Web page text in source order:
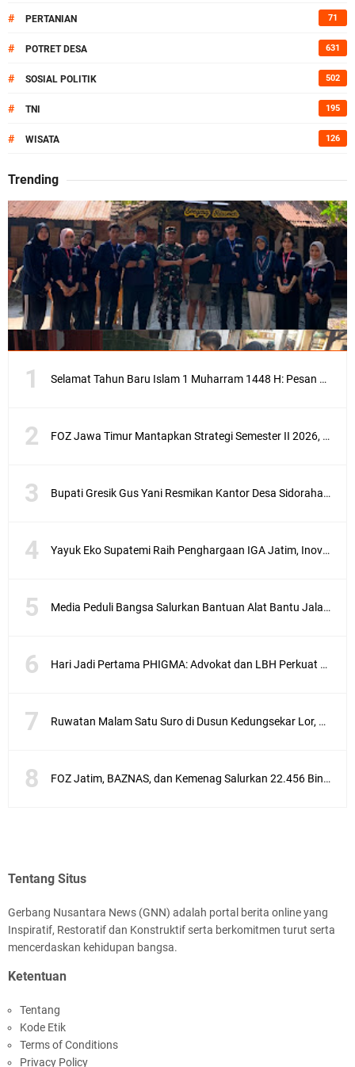
# PERTANIAN 71
# POTRET DESA 631
# SOSIAL POLITIK 502
# TNI 195
# WISATA 126
Trending
Selamat Tahun Baru Islam 1 Muharram 1448 H: Pesan Hijrah Drs. H. Husnul Aqib, M.M. untuk Negeri
FOZ Jawa Timur Mantapkan Strategi Semester II 2026, Fokus pada Penguatan SDM Amil dan Kolaborasi BerdampakNarasi
Bupati Gresik Gus Yani Resmikan Kantor Desa Sidoraharjo: Simbol Komitmen Pelayanan Publik dan Kepedulian Sosial
Yayuk Eko Supatemi Raih Penghargaan IGA Jatim, Inovasi Wayang Kulit untuk Anak Berkebutuhan Khusus
Media Peduli Bangsa Salurkan Bantuan Alat Bantu Jalan untuk Lansia
Hari Jadi Pertama PHIGMA: Advokat dan LBH Perkuat Soliditas di Jakarta
Ruwatan Malam Satu Suro di Dusun Kedungsekar Lor, Tradisi Luhur yang Terus Istiqomah
FOZ Jatim, BAZNAS, dan Kemenag Salurkan 22.456 Bingkisan Lebaran Yatim Serentak di Berbagai Daerah di Jawa Timur
Tentang Situs
Gerbang Nusantara News (GNN) adalah portal berita online yang
Inspiratif, Restoratif dan Konstruktif serta berkomitmen turut serta
mencerdaskan kehidupan bangsa.
Ketentuan
Tentang
Kode Etik
Terms of Conditions
Privacy Policy